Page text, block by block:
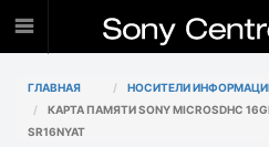
ГЛАВНАЯ
НОСИТЕЛИ
КАРТА ПАМЯТИ SONY MICROSDHC
SR16NYAT